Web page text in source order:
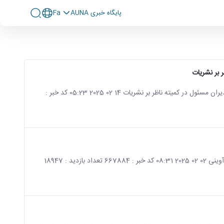
پايگاه خبری AUNA Fa
صفحه اصلی جزئیات خبر اطلاعیه شماره ۳ بیست و دومین دوره انتخابات نمایندگان مدیران مسئول در کمیته ناظر بر نشریات 14 02 2025 05:23 کد خبر :
صفحه اصلی جزئیات خبر دستور العمل سومین جشنواره قرآنی، فرهنگی و هنری شهید آوینی 02 02 2025 08:31 کد خبر : 667884 تعداد بازدید : 18947